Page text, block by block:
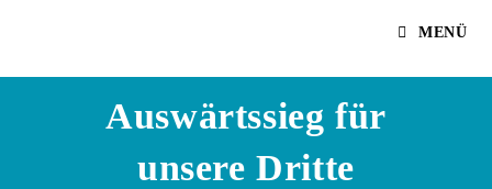
MENÜ
Auswärtssieg für
unsere Dritte